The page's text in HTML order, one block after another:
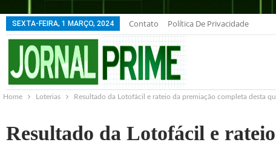
SEXTA-FEIRA, 1 MARÇO, 2024 Contato Política De Privacidade
Home Loterias Resultado da Lotofácil e rateio da premiação completa desta
Resultado da Lotofácil e